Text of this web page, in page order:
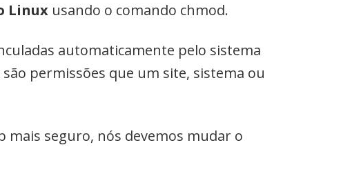
Linux usando o comando chmod.
automaticamente pelo sistema
permissões que um site, sistema ou
seguro, nós devemos mudar o